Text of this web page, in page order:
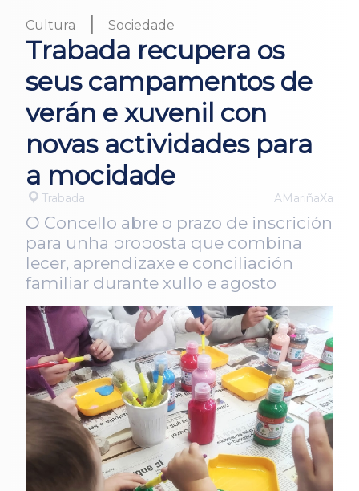
Cultura | Sociedade
Trabada recupera os
seus campamentos de
verán e xuvenil con
novas actividades para
a mocidade
Trabada AMariñaXa
O Concello abre o prazo de inscrición
para unha proposta que combina
lecer, aprendizaxe e conciliación
familiar durante xullo e agosto